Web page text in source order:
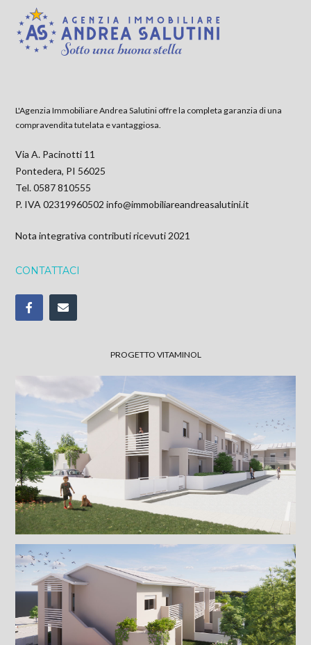
L'Agenzia Immobiliare Andrea Salutini offre la completa garanzia di una
compravendita tutelata e vantaggiosa.
Via A. Pacinotti 11
Pontedera, PI 56025
Tel. 0587 810555
P. IVA 02319960502info@immobiliareandreasalutini.it
Nota integrativa contributi ricevuti 2021
CONTATTACI
PROGETTO VITAMINOL